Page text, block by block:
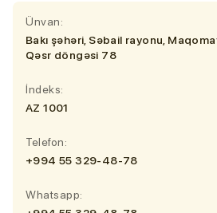
Ünvan:
Bakı şəhəri, Səbail rayonu,
Qəsr döngəsi 78
İndeks:
AZ 1001
Telefon:
+994 55 329-48-78
Whatsapp: